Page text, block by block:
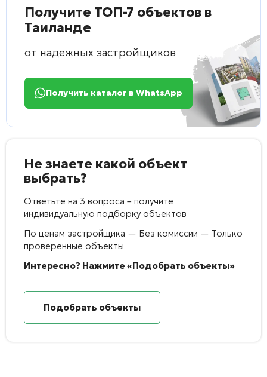
Получите ТОП-7 объектов в
Таиланде
от надежных застройщиков
Получить каталог в WhatsApp
Не знаете какой объект
выбрать?
Ответьте на 3 вопроса – получите
индивидуальную подборку объектов
По ценам застройщика — Без комиссии — Только
проверенные объекты
Интересно? Нажмите «Подобрать объекты»
Подобрать объекты